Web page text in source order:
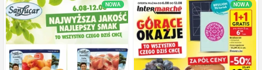
NOWA NOWA